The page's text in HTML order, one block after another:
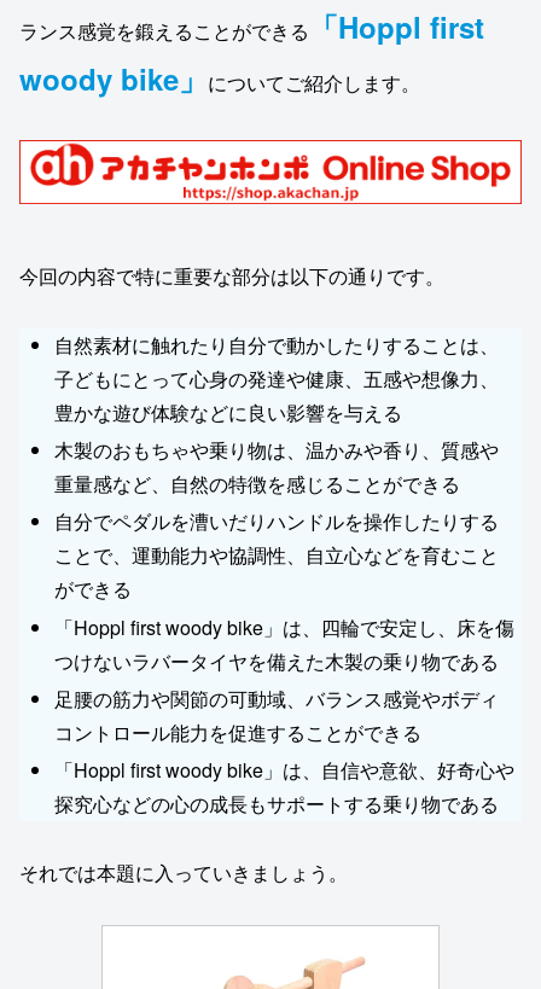
ランス感覚を鍛えることができる
「Hoppl first
woody bike」
についてご紹介します。
今回の内容で特に重要な部分は以下の通りです。
自然素材に触れたり自分で動かしたりすることは、
子どもにとって心身の発達や健康、五感や想像力、
豊かな遊び体験などに良い影響を与える
木製のおもちゃや乗り物は、温かみや香り、質感や
重量感など、自然の特徴を感じることができる
自分でペダルを漕いだりハンドルを操作したりする
ことで、運動能力や協調性、自立心などを育むこと
ができる
「Hoppl first woody bike」は、四輪で安定し、床を傷
つけないラバータイヤを備えた木製の乗り物である
足腰の筋力や関節の可動域、バランス感覚やボディ
コントロール能力を促進することができる
「Hoppl first woody bike」は、自信や意欲、好奇心や
探究心などの心の成長もサポートする乗り物である
それでは本題に入っていきましょう。